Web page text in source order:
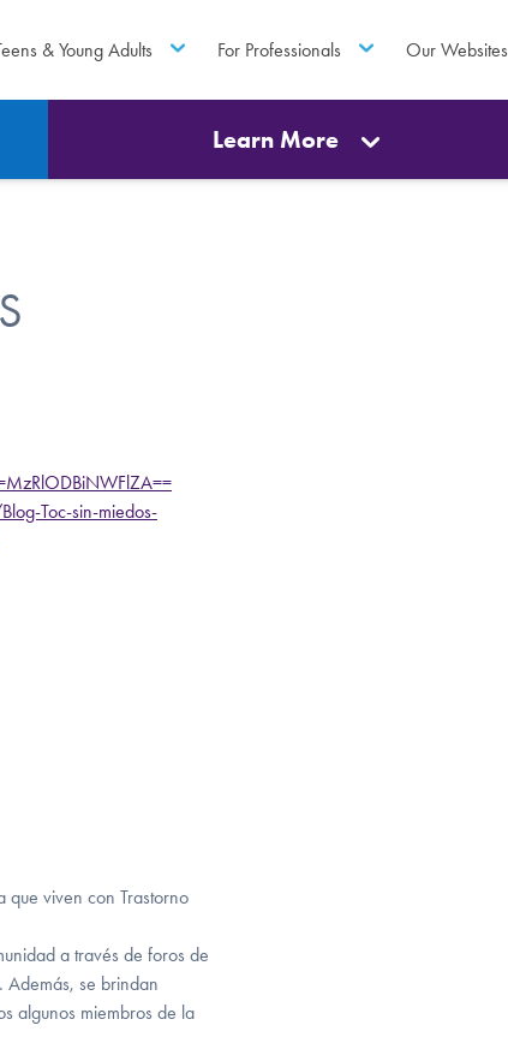
& Young Adults For Professionals Our Websites
Learn More
Toc-sin-miedos-
que viven con Trastorno
a través de foros de
Además, se brindan
algunos miembros de la